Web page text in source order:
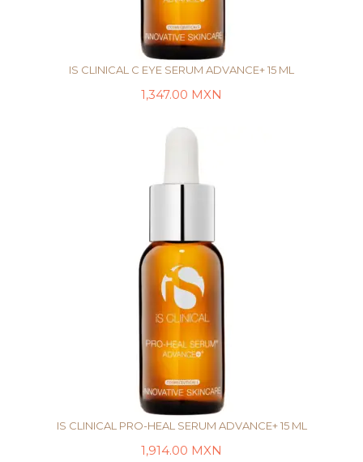
AÑADIR AL CARRITO
IS CLINICAL C EYE SERUM ADVANCE+ 15 ML
1,347.00 MXN
IS CLINICAL PRO-HEAL SERUM ADVANCE+ 15 ML
1,914.00 MXN